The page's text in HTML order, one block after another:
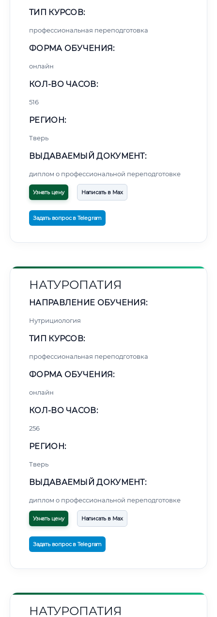
ТИП КУРСОВ:
профессиональная переподготовка
ФОРМА ОБУЧЕНИЯ:
онлайн
КОЛ-ВО ЧАСОВ:
516
РЕГИОН:
Тверь
ВЫДАВАЕМЫЙ ДОКУМЕНТ:
диплом о профессиональной переподготовке
Узнать цену Написать в Max
Задать вопрос в Telegram
НАТУРОПАТИЯ
НАПРАВЛЕНИЕ ОБУЧЕНИЯ:
Нутрициология
ТИП КУРСОВ:
профессиональная переподготовка
ФОРМА ОБУЧЕНИЯ:
онлайн
КОЛ-ВО ЧАСОВ:
256
РЕГИОН:
Тверь
ВЫДАВАЕМЫЙ ДОКУМЕНТ:
диплом о профессиональной переподготовке
Узнать цену Написать в Max
Задать вопрос в Telegram
НАТУРОПАТИЯ